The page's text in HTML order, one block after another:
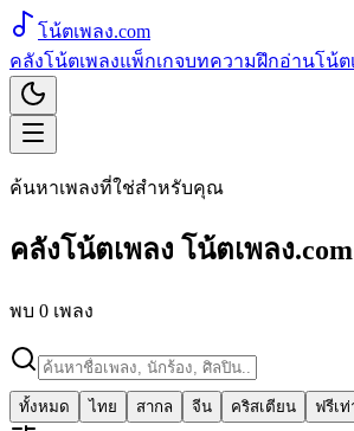
โน้ตเพลง.com
คลังโน้ตเพลงแพ็กเกจบทความฝึกอ่านโน้ต
ค้นหาเพลงที่ใช่สำหรับคุณ
คลังโน้ตเพลง โน้ตเพลง.com
พบ 0 เพลง
ทั้งหมด ไทย สากล จีน คริสเตียน ฟรีเ